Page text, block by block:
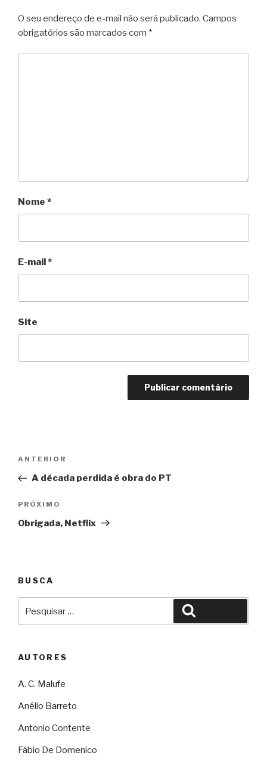
O seu endereço de e-mail não será publicado. Campos
obrigatórios são marcados com *
Nome *
E-mail*
Site
Post
Anterior
ANTERIOR
A década perdida é obra do PT
Próximo
PRÓXIMO
Obrigada, Netflix
BUSCA
por:
AUTORES
A. C. Malufe
Anélio Barreto
Antonio Contente
Fábio De Domenico